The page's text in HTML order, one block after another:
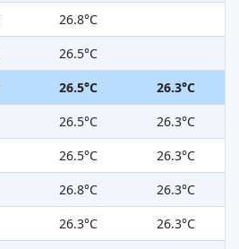
26.8°C
26.5°C
26.5°C
26.3°C
26.5°C
26.3°C
26.5°C
26.3°C
26.8°C
26.3°C
26.3°C
26.3°C